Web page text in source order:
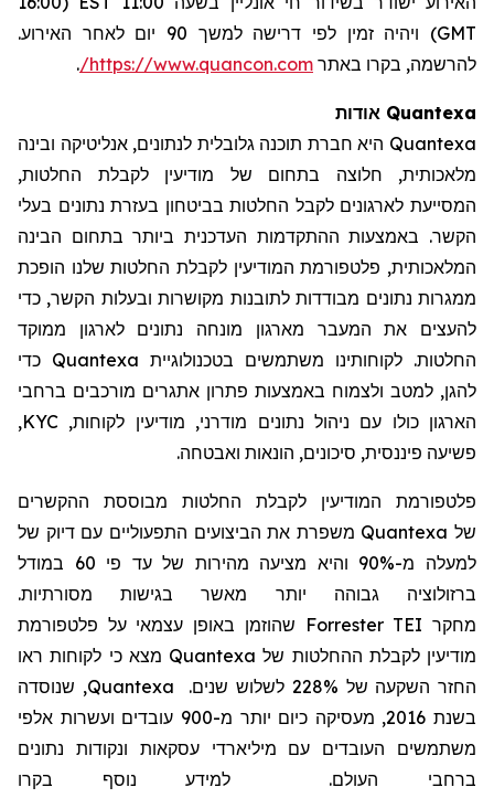
GMT
) ויהיה זמין לפי דרישה למשך 90 יום לאחר האירוע.
להרשמה, בקרו באתר https://www.quancon.com/
.
אודות Quantexa
Quantexa היא חברת תוכנה גלובלית לנתונים, אנליטיקה ובינה
מלאכותית, חלוצה בתחום של מודיעין לקבלת החלטות,
המסייעת לארגונים לקבל החלטות בביטחון בעזרת נתונים בעלי
הקשר. באמצעות ההתקדמות העדכנית ביותר בתחום הבינה
המלאכותית, פלטפורמת המודיעין לקבלת החלטות שלנו הופכת
ממגרות נתונים מבודדות לתובנות מקושרות ובעלות הקשר, כדי
להעצים את המעבר מארגון מונחה נתונים לארגון ממוקד
החלטות. לקוחותינו משתמשים בטכנולוגיית Quantexa כדי
להגן, למטב ולצמוח באמצעות פתרון אתגרים מורכבים ברחבי
הארגון כולו עם ניהול נתונים מודרני, מודיעין לקוחות, KYC
,
פשיעה פיננסית, סיכונים, הונאות ואבטחה.
פלטפורמת המודיעין לקבלת החלטות מבוססת ההקשרים
של Quantexa משפרת את הביצועים התפעוליים עם דיוק של
למעלה מ-90% והיא מציעה מהירות של עד פי 60 במודל
ברזולוציה גבוהה יותר מאשר בגישות מסורתיות.
מחקר Forrester TEI שהוזמן באופן עצמאי על פלטפורמת
מודיעין לקבלת ההחלטות של Quantexa מצא כי לקוחות ראו
החזר השקעה של 228% לשלוש שנים.
Quantexa, שנוסדה
בשנת 2016, מעסיקה כיום יותר מ-900 עובדים ועשרות אלפי
משתמשים העובדים עם מיליארדי עסקאות ונקודות נתונים
ברחבי העולם. למידע נוסף בקרו